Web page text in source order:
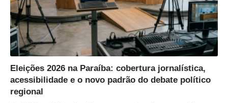
Eleições 2026 na Paraíba: cobertura jornalística,
acessibilidade e o novo padrão do debate político
regional